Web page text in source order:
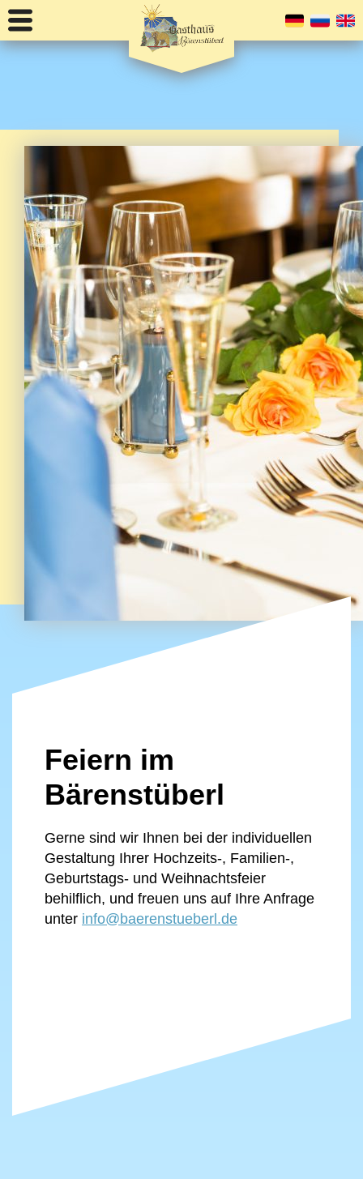
Feiern im
Bärenstüberl
Gerne sind wir Ihnen bei der individuellen
Gestaltung Ihrer Hochzeits-, Familien-,
Geburtstags- und Weihnachtsfeier
behilflich, und freuen uns auf Ihre Anfrage
unter info@baerenstueberl.de